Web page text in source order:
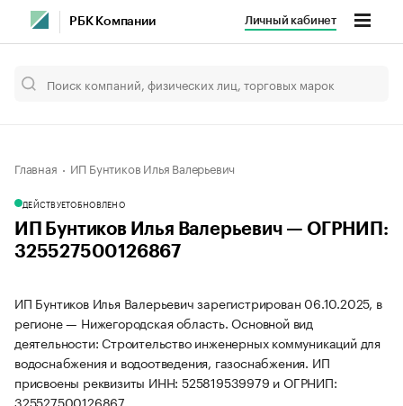
РБК Компании Личный кабинет
Главная ИП Бунтиков Илья Валерьевич
ДЕЙСТВУЕТОБНОВЛЕНО
ИП Бунтиков Илья Валерьевич — ОГРНИП:
325527500126867
ИП Бунтиков Илья Валерьевич зарегистрирован 06.10.2025, в
регионе — Нижегородская область. Основной вид
деятельности: Строительство инженерных коммуникаций для
водоснабжения и водоотведения, газоснабжения. ИП
присвоены реквизиты ИНН: 525819539979 и ОГРНИП:
325527500126867.